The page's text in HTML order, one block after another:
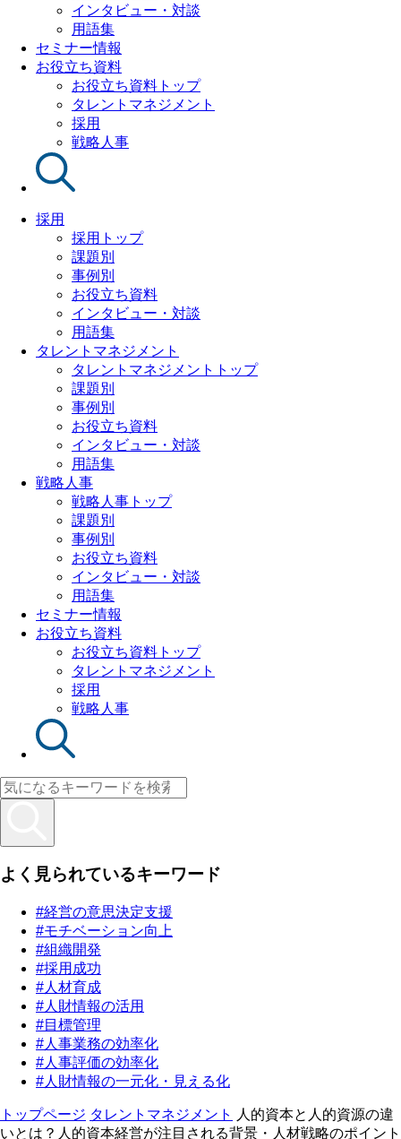
インタビュー・対談
用語集
セミナー情報
お役立ち資料
お役立ち資料トップ
タレントマネジメント
採用
戦略人事
採用
採用トップ
課題別
事例別
お役立ち資料
インタビュー・対談
用語集
タレントマネジメント
タレントマネジメントトップ
課題別
事例別
お役立ち資料
インタビュー・対談
用語集
戦略人事
戦略人事トップ
課題別
事例別
お役立ち資料
インタビュー・対談
用語集
セミナー情報
お役立ち資料
お役立ち資料トップ
タレントマネジメント
採用
戦略人事
よく見られているキーワード
#経営の意思決定支援
#モチベーション向上
#組織開発
#採用成功
#人材育成
#人財情報の活用
#目標管理
#人事業務の効率化
#人事評価の効率化
#人財情報の一元化・見える化
トップページ タレントマネジメント
人的資本と人的資源の違
いとは？人的資本経営が注目される背景・人材戦略のポイント